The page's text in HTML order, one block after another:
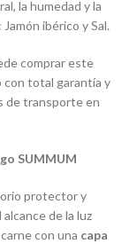
la humedad y la
ibérico y Sal.
comprar este
con total garantía y
de transporte en
SUMMUM
protector y
de la luz
con una capa